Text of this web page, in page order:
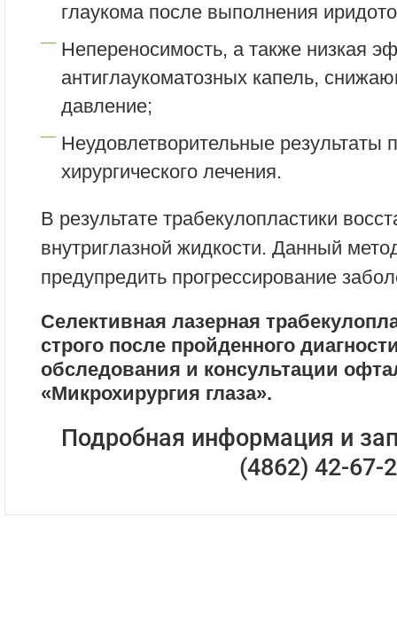
глаукома после выполнения
Непереносимость, а также низкая
антиглаукоматозных капель,
давление;
Неудовлетворительные результаты
хирургического лечения.
В результате трабекулопластики
внутриглазной жидкости. Данный
предупредить прогрессирование
Селективная лазерная
строго после пройденного
обследования и консультации
«Микрохирургия глаза».
Подробная информация и
(4862) 42-67-